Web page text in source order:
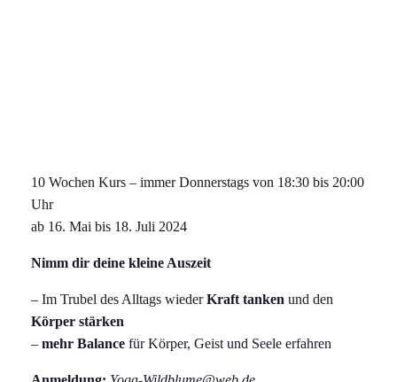
10 Wochen Kurs – immer Donnerstags von 18:30 bis 20:00
Uhr
ab 16. Mai bis 18. Juli 2024
Nimm dir deine kleine Auszeit
– Im Trubel des Alltags wiederKraft tanken und den
Körper stärken
– mehr Balance für Körper, Geist und Seele erfahren